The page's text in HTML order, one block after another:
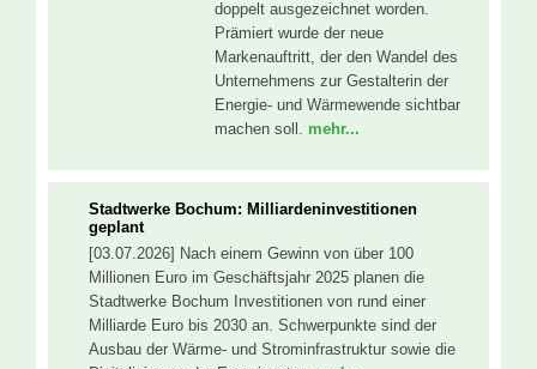
doppelt ausgezeichnet worden.
Prämiert wurde der neue
Markenauftritt, der den Wandel des
Unternehmens zur Gestalterin der
Energie- und Wärmewende sichtbar
machen soll. mehr...
Stadtwerke Bochum: Milliardeninvestitionen
geplant
[03.07.2026] Nach einem Gewinn von über 100
Millionen Euro im Geschäftsjahr 2025 planen die
Stadtwerke Bochum Investitionen von rund einer
Milliarde Euro bis 2030 an. Schwerpunkte sind der
Ausbau der Wärme- und Strominfrastruktur sowie die